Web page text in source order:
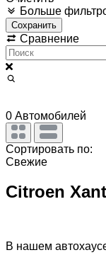
Больше
Сохранить
Сравнение
0 Автомобилей
Сортировать по:
Свежие
Citroen
В нашем